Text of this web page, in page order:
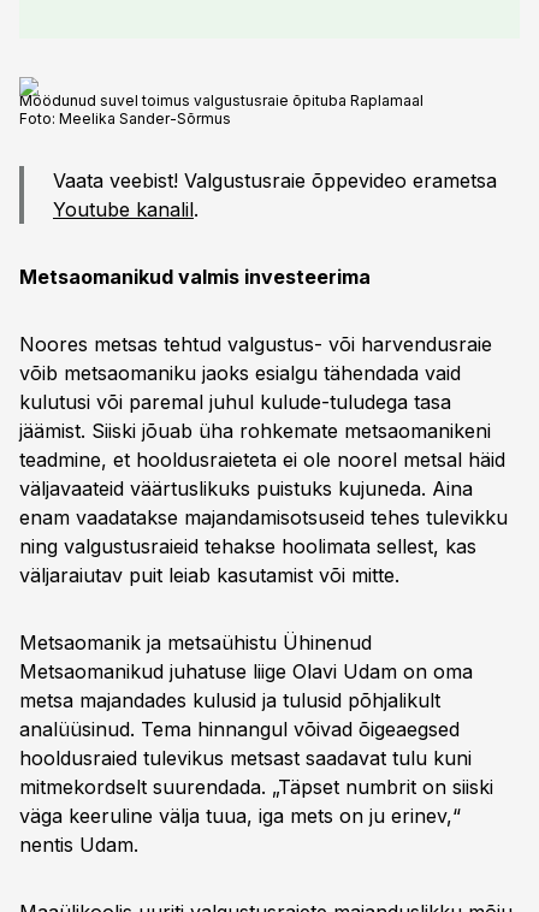
Möödunud suvel toimus valgustusraie õpituba Raplamaal
Foto: Meelika Sander-Sõrmus
Vaata veebist! Valgustusraie õppevideo erametsa
Youtube kanalil.
Metsaomanikud valmis investeerima
Noores metsas tehtud valgustus- või harvendusraie
võib metsaomaniku jaoks esialgu tähendada vaid
kulutusi või paremal juhul kulude-tuludega tasa
jäämist. Siiski jõuab üha rohkemate metsaomanikeni
teadmine, et hooldusraieteta ei ole noorel metsal häid
väljavaateid väärtuslikuks puistuks kujuneda. Aina
enam vaadatakse majandamisotsuseid tehes tulevikku
ning valgustusraieid tehakse hoolimata sellest, kas
väljaraiutav puit leiab kasutamist või mitte.
Metsaomanik ja metsaühistu Ühinenud
Metsaomanikud juhatuse liige Olavi Udam on oma
metsa majandades kulusid ja tulusid põhjalikult
analüüsinud. Tema hinnangul võivad õigeaegsed
hooldusraied tulevikus metsast saadavat tulu kuni
mitmekordselt suurendada. „Täpset numbrit on siiski
väga keeruline välja tuua, iga mets on ju erinev,“
nentis Udam.